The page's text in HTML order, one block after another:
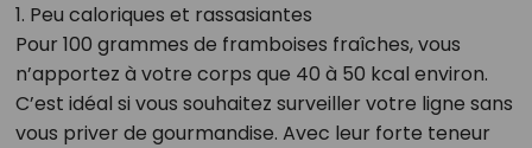
1. Peu caloriques et rassasiantes
Pour 100 grammes de framboises fraîches, vous
n’apportez à votre corps que 40 à 50 kcal environ.
C’est idéal si vous souhaitez surveiller votre ligne sans
vous priver de gourmandise. Avec leur forte teneur